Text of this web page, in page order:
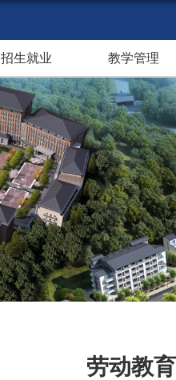
招生就业 教学管理
劳动教